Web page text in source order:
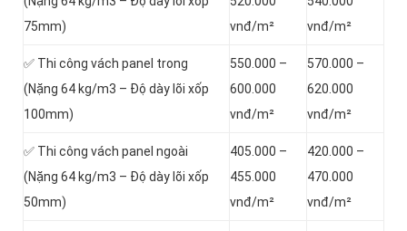
75mm)
vnđ/m²
vnđ/m²
✅ Thi công vách panel trong
(Nặng 64 kg/m3 – Độ dày lõi xốp
100mm)
550.000 –
600.000
vnđ/m²
570.000 –
620.000
vnđ/m²
✅ Thi công vách panel ngoài
(Nặng 64 kg/m3 – Độ dày lõi xốp
50mm)
405.000 –
455.000
vnđ/m²
420.000 –
470.000
vnđ/m²